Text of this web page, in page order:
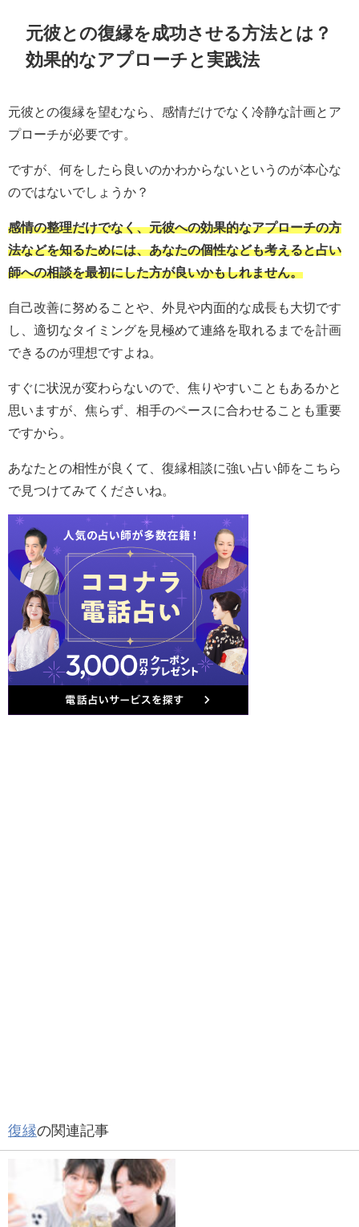
元彼との復縁を成功させる方法とは？
効果的なアプローチと実践法
元彼との復縁を望むなら、感情だけでなく冷静な計画とア
プローチが必要です。
ですが、何をしたら良いのかわからないというのが本心な
のではないでしょうか？
感情の整理だけでなく、元彼への効果的なアプローチの方
法などを知るためには、あなたの個性なども考えると占い
師への相談を最初にした方が良いかもしれません。
自己改善に努めることや、外見や内面的な成長も大切です
し、適切なタイミングを見極めて連絡を取れるまでを計画
できるのが理想ですよね。
すぐに状況が変わらないので、焦りやすいこともあるかと
思いますが、焦らず、相手のペースに合わせることも重要
ですから。
あなたとの相性が良くて、復縁相談に強い占い師をこちら
で見つけてみてくださいね。
復縁の関連記事